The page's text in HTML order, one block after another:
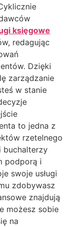
księgowe
redagując
Dzięki
zarządzanie
w stanie
to jedna z
rzetelnego
buchalterzy
podporą i
swoje usługi
zdobywasz
znajdują
możesz sobie
na